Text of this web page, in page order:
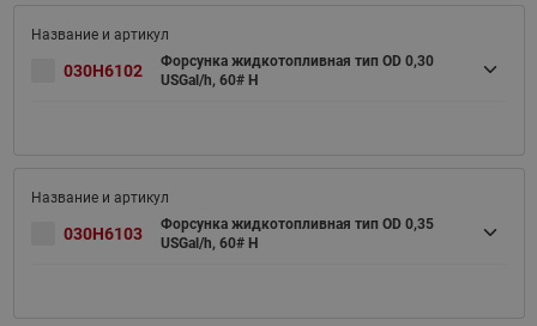
030H6102
Форсунка жидкотопливная тип OD 0,30
USGal/h, 60# H
030H6103
Форсунка жидкотопливная тип OD 0,35
USGal/h, 60# H